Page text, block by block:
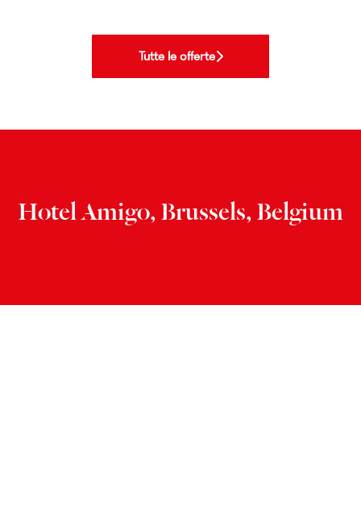
Tutte le offerte
Hotel Amigo, Brussels, Belgium